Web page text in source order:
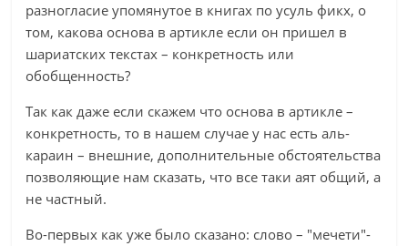
разногласие упомянутое в книгах по усуль фикх, о
том, какова основа в артикле если он пришел в
шариатских текстах – конкретность или
обобщенность?
Так как даже если скажем что основа в артикле –
конкретность, то в нашем случае у нас есть аль-
караин – внешние, дополнительные обстоятельства
позволяющие нам сказать, что все таки аят общий, а
не частный.
Во-первых как уже было сказано: слово – "мечети"-